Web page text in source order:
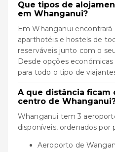
Que tipos de
em Whanganui?
Em Whanganui
aparthotéis e hostels de
reserváveis junto com o
Desde opções
para todo o tipo de
A que distância ficam
centro de
Whanganui tem 3
disponíveis, ordenados por
Aeroporto de